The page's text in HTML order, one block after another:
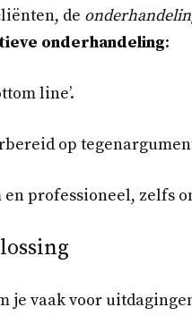
de
onderhandeling:
line’.
op
professioneel, zelfs
je vaak voor